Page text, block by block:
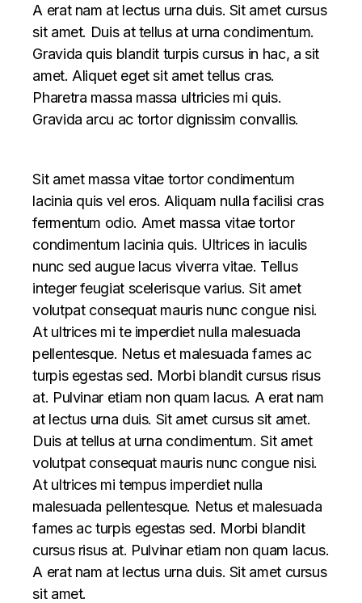
A erat nam at lectus urna duis. Sit amet cursus
sit amet. Duis at tellus at urna condimentum.
Gravida quis blandit turpis cursus in hac, a sit
amet. Aliquet eget sit amet tellus cras.
Pharetra massa massa ultricies mi quis.
Gravida arcu ac tortor dignissim convallis.
Sit amet massa vitae tortor condimentum
lacinia quis vel eros. Aliquam nulla facilisi cras
fermentum odio. Amet massa vitae tortor
condimentum lacinia quis. Ultrices in iaculis
nunc sed augue lacus viverra vitae. Tellus
integer feugiat scelerisque varius. Sit amet
volutpat consequat mauris nunc congue nisi.
At ultrices mi te imperdiet nulla malesuada
pellentesque. Netus et malesuada fames ac
turpis egestas sed. Morbi blandit cursus risus
at. Pulvinar etiam non quam lacus. A erat nam
at lectus urna duis. Sit amet cursus sit amet.
Duis at tellus at urna condimentum. Sit amet
volutpat consequat mauris nunc congue nisi.
At ultrices mi tempus imperdiet nulla
malesuada pellentesque. Netus et malesuada
fames ac turpis egestas sed. Morbi blandit
cursus risus at. Pulvinar etiam non quam lacus.
A erat nam at lectus urna duis. Sit amet cursus
sit amet.